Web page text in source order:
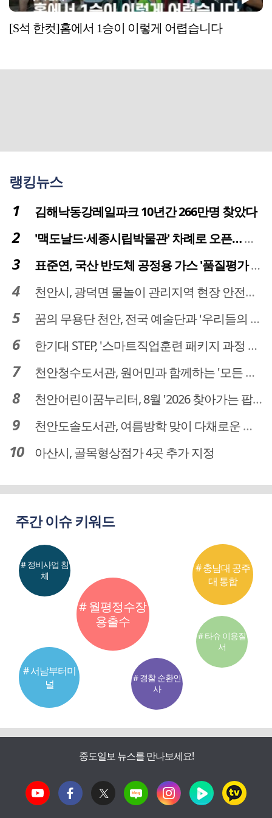
[S석 한컷]홈에서 1승이 이렇게 어렵습니다
랭킹뉴스
김해낙동강레일파크 10년간 266만명 찾았다
'맥도날드·세종시립박물관' 차례로 오픈… 고운동 정주여건 좋아진다
표준연, 국산 반도체 공정용 가스 '품질평가 체계' 구축
천안시, 광덕면 물놀이 관리지역 현장 안전점검 실시
꿈의 무용단 천안, 전국 예술단과 '우리들의 하모니' 선보여
한기대 STEP, '스마트직업훈련 패키지 과정 3기' 모집
천안청수도서관, 원어민과 함께하는 '모든 영어 모든 독서' 운영
천안어린이꿈누리터, 8월 '2026 찾아가는 팝업놀이터' 운영
천안도솔도서관, 여름방학 맞이 다채로운 독서문화 프로그램 운영
아산시, 골목형상점가 4곳 추가 지정
주간 이슈 키워드
# 월평정수장
용출수
# 서남부터미
널
# 충남대 공주
대 통합
# 정비사업 침
체
# 경찰 순환인
사
# 타슈 이용질
서
중도일보 뉴스를 만나보세요!